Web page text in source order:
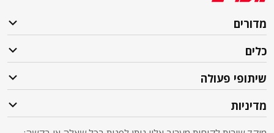
מדורים
כלים
שיתופי פעולה
מדיניות